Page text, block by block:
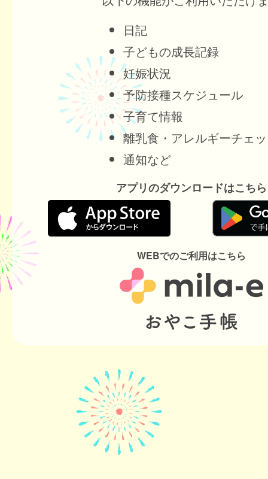
日記
子どもの成長記録
妊娠状況
予防接種スケジュール
子育て情報
離乳食・アレルギーチェ
通知など
アプリのダウンロードはこちら
WEBでのご利用はこちら